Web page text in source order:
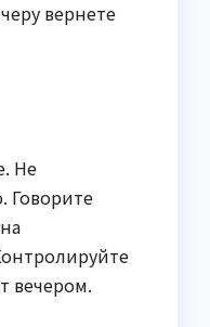
вернете
Не
Говорите
вечером.